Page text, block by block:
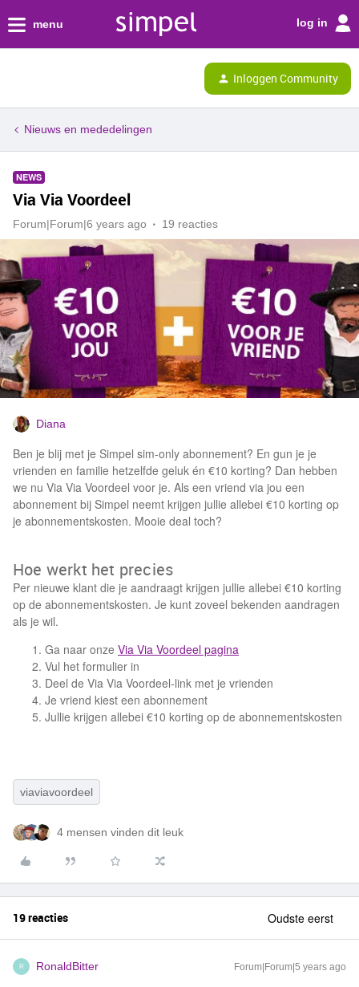
menu log in
Inloggen Community
Nieuws en mededelingen
NEWS
Via Via Voordeel
Forum|Forum|6 years ago 19 reacties
Diana
Ben je blij met je Simpel sim-only abonnement? En gun je je
vrienden en familie hetzelfde geluk én €10 korting? Dan hebben
we nu Via Via Voordeel voor je. Als een vriend via jou een
abonnement bij Simpel neemt krijgen jullie allebei €10 korting op
je abonnementskosten. Mooie deal toch?
Hoe werkt het precies
Per nieuwe klant die je aandraagt krijgen jullie allebei €10 korting
op de abonnementskosten. Je kunt zoveel bekenden aandragen
als je wil.
Ga naar onze Via Via Voordeel pagina
Vul het formulier in
Deel de Via Via Voordeel-link met je vrienden
Je vriend kiest een abonnement
Jullie krijgen allebei €10 korting op de abonnementskosten
viaviavoordeel
4 mensen vinden dit leuk
19 reacties Oudste eerst
R RonaldBitter Forum|Forum|5 years ago